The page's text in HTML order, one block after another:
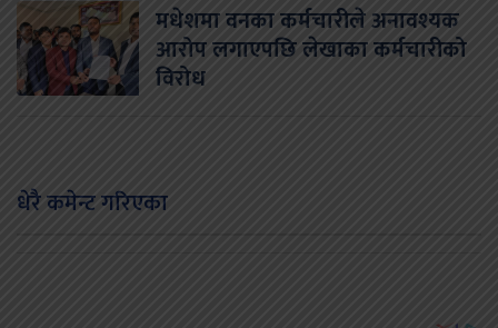
मधेशमा वनका कर्मचारीले अनावश्यक
आरोप लगाएपछि लेखाका कर्मचारीको
विरोध
धेरै कमेन्ट गरिएका